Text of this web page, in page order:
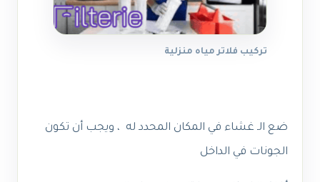
تركيب فلاتر مياه منزلية
ضع الـ غشاء في المكان المحدد له ، ويجب أن تكون
الجونات في الداخل